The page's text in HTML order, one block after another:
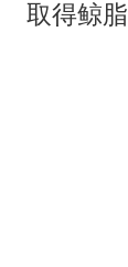
取得鲸